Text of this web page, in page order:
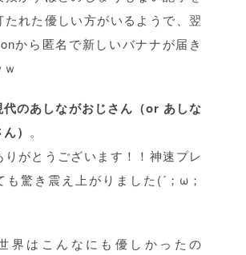
たれた優しい方がいるようで、翌
から匿名で新しいバナナが届き
代のあしながおじさん（or あしな
） 。
りがとうございます！！神速プレ
も驚き震え上がりました(´；ω；
界はこんなにも優しかったの